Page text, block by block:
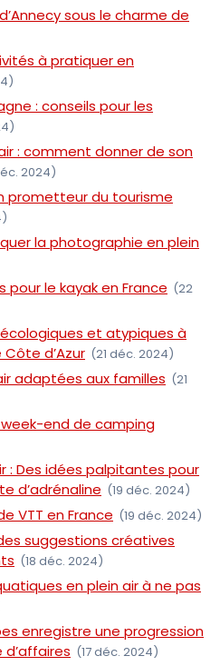
sous le charme de
à pratiquer en
: conseils pour les
: comment donner de son
2024)
prometteur du tourisme
la photographie en plein
le kayak en France (22
et atypiques à
d’Azur (21 déc. 2024)
adaptées aux familles (21
end de camping
: Des idées palpitantes pour
d’adrénaline (19 déc. 2024)
VTT en France (19 déc. 2024)
suggestions créatives
(18 déc. 2024)
en plein air à ne pas
enregistre une progression
d’affaires (17 déc. 2024)